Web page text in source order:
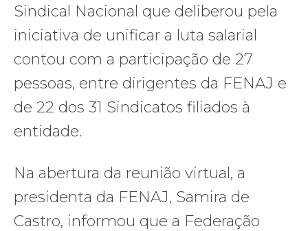
Sindical Nacional que deliberou pela
iniciativa de unificar a luta salarial
contou com a participação de 27
pessoas, entre dirigentes da FENAJ e
de 22 dos 31 Sindicatos filiados à
entidade.
Na abertura da reunião virtual, a
presidenta da FENAJ, Samira de
Castro, informou que a Federação